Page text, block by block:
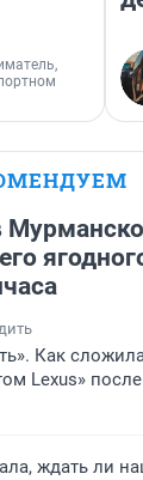
Как
Lexus»
ждать ли